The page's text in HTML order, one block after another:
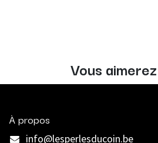
Vous
À propos
info@lesperlesducoin.be​